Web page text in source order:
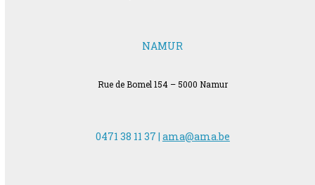
NAMUR
Rue de Bomel 154 – 5000 Namur
0471 38 11 37 | ama@ama.be